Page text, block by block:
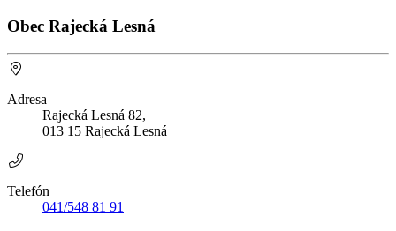
Obec Rajecká Lesná
Adresa
Rajecká Lesná 82,
013 15 Rajecká Lesná
Telefón
041/548 81 91